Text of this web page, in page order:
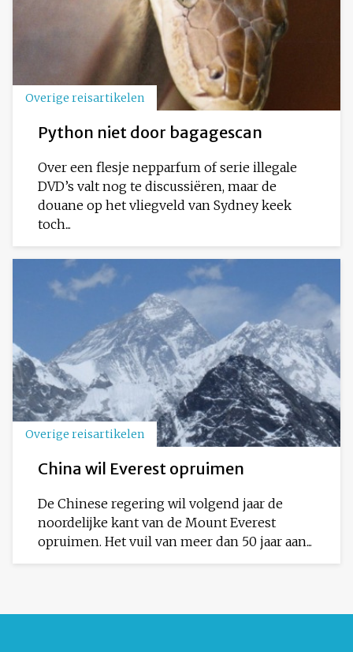
Overige reisartikelen
Python niet door bagagescan
Over een flesje nepparfum of serie illegale
DVD’s valt nog te discussiëren, maar de
douane op het vliegveld van Sydney keek
toch...
Overige reisartikelen
China wil Everest opruimen
De Chinese regering wil volgend jaar de
noordelijke kant van de Mount Everest
opruimen. Het vuil van meer dan 50 jaar aan...